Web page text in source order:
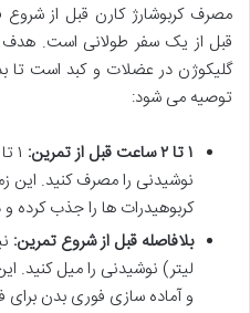
مصرف کربوشارژ کارن قبل از
قبل از یک سفر طولانی است. هدف
گلیکوژن در عضلات و کبد است تا
توصیه می شود:
۱ تا ۲ ساعت قبل از تمرین:
نوشیدنی را مصرف کنید. این
کربوهیدرات ها را جذب کرده و
بلافاصله قبل از شروع تمرین:
لیتر) نوشیدنی را میل کنید.
و آماده سازی فوری بدن